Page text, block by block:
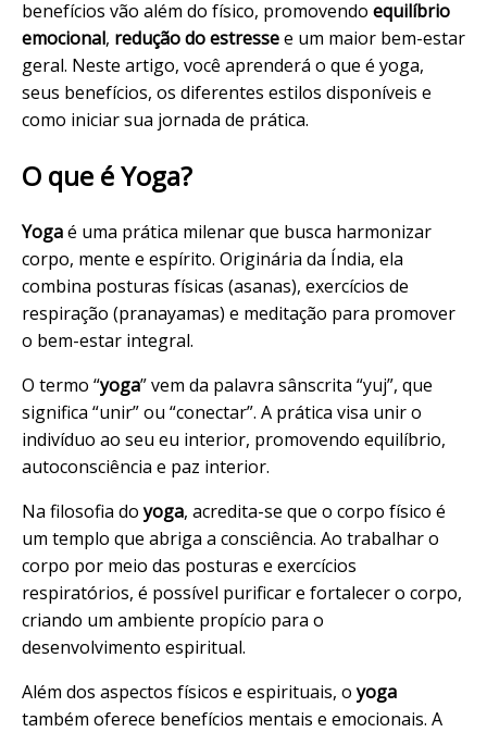
benefícios vão além do físico, promovendo equilíbrio
emocional, redução do estressee um maior bem-estar
geral. Neste artigo, você aprenderá o que é yoga,
seus benefícios, os diferentes estilos disponíveis e
como iniciar sua jornada de prática.
O que é Yoga?
Yogaé uma prática milenar que busca harmonizar
corpo, mente e espírito. Originária da Índia, ela
combina posturas físicas (asanas), exercícios de
respiração (pranayamas) e meditação para promover
o bem-estar integral.
O termo “yoga” vem da palavra sânscrita “yuj”, que
significa “unir” ou “conectar”. A prática visa unir o
indivíduo ao seu eu interior, promovendo equilíbrio,
autoconsciência e paz interior.
Na filosofia doyoga, acredita-se que o corpo físico é
um templo que abriga a consciência. Ao trabalhar o
corpo por meio das posturas e exercícios
respiratórios, é possível purificar e fortalecer o corpo,
criando um ambiente propício para o
desenvolvimento espiritual.
Além dos aspectos físicos e espirituais, oyoga
também oferece benefícios mentais e emocionais. A